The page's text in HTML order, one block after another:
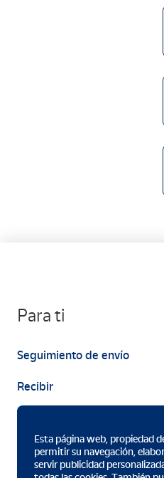
Para ti
Seguimiento de envío
Recibir
Esta página web, propiedad
permitir su navegación,
servir publicidad